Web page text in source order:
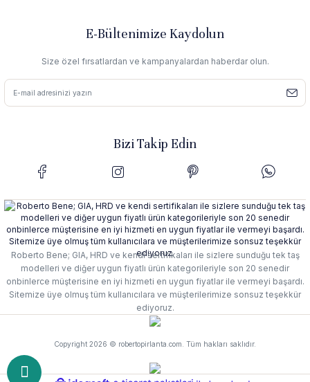
E-Bültenimize Kaydolun
Size özel fırsatlardan ve kampanyalardan haberdar olun.
Bizi Takip Edin
Roberto Bene; GIA, HRD ve kendi sertifikaları ile sizlere sunduğu tek taş
modelleri ve diğer uygun fiyatlı ürün kategorileriyle son 20 senedir
onbinlerce müşterisine en iyi hizmeti en uygun fiyatlar ile vermeyi başardı.
Sitemize üye olmuş tüm kullanıcılara ve müşterilerimize sonsuz teşekkür
ediyoruz.
Copyright 2026 © robertopirlanta.com. Tüm hakları saklıdır.